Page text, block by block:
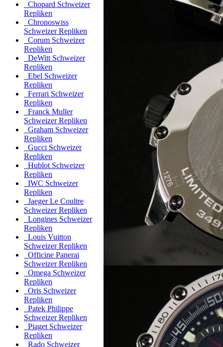
Chopard Schweizer
Repliken
Chronoswiss
Schweizer Repliken
Corum Schweizer
Repliken
DeWitt Schweizer
Repliken
Ebel Schweizer
Repliken
Ferrari Schweizer
Repliken
Franck Muller
Schweizer Repliken
Graham Schweizer
Repliken
Gucci Schweizer
Repliken
Hublot Schweizer
Repliken
IWC Schweizer
Repliken
Jaeger Le Coultre
Schweizer Repliken
Longines Schweizer
Repliken
Louis Vuitton
Schweizer Repliken
Officine Panerai
Schweizer Repliken
Omega Schweizer
Repliken
Oris Schweizer
Repliken
Patek Philippe
Schweizer Repliken
Piaget Schweizer
Repliken
Rado Schweizer